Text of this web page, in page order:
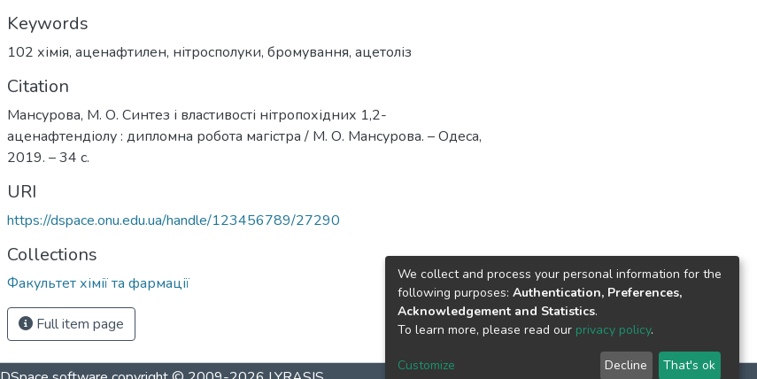
Keywords
102 хімія, аценафтилен, нітросполуки, бромування, ацетоліз
Citation
Мансурова, М. О. Синтез і властивості нітропохідних 1,2-
аценафтендіолу : дипломна робота магістра / М. О. Мансурова. – Одеса,
2019. – 34 с.
URI
https://dspace.onu.edu.ua/handle/123456789/27290
Collections
Факультет хімії та фармації
Full item page
We collect and process your personal information for the
following purposes: Authentication, Preferences,
Acknowledgement and Statistics.
To learn more, please read our privacy policy.
Customize Decline That's ok